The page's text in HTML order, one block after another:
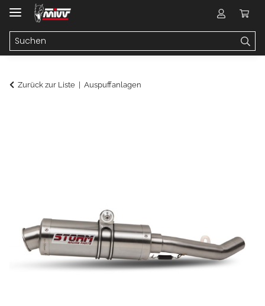
Zurück zur Liste Auspuffanlagen